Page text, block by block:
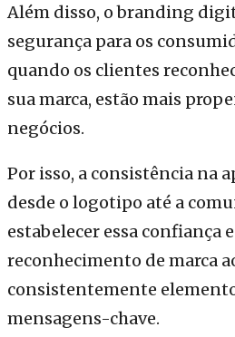
Além disso, o branding
segurança para os
quando os clientes
sua marca, estão mais
negócios.
Por isso, a consistência na
desde o logotipo até a
estabelecer essa confiança
reconhecimento de marca
consistentemente
mensagens-chave.